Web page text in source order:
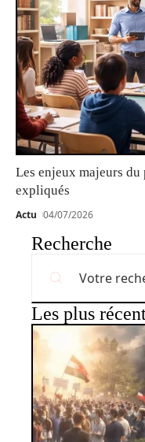
Les enjeux majeurs
expliqués
Actu 04/07/2026
Recherche
Les plus